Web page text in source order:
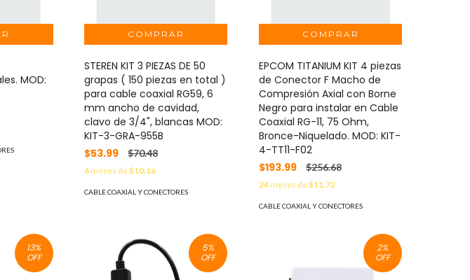
MOD:
STEREN KIT 3 PIEZAS DE 50
grapas ( 150 piezas en total )
para cable coaxial RG59, 6
mm ancho de cavidad,
clavo de 3/4", blancas MOD:
KIT-3-GRA-955B
$53.99
$70.48
6meses de$10.16
CABLE COAXIAL Y CONECTORES
EPCOM TITANIUM KIT 4 piezas
de Conector F Macho de
Compresión Axial con Borne
Negro para instalar en Cable
Coaxial RG-11, 75 Ohm,
Bronce-Niquelado. MOD: KIT-
4-TT11-F02
$193.99
$256.68
24meses de$11.72
CABLE COAXIAL Y CONECTORES
13%
OFF
5%
OFF
2%
OFF